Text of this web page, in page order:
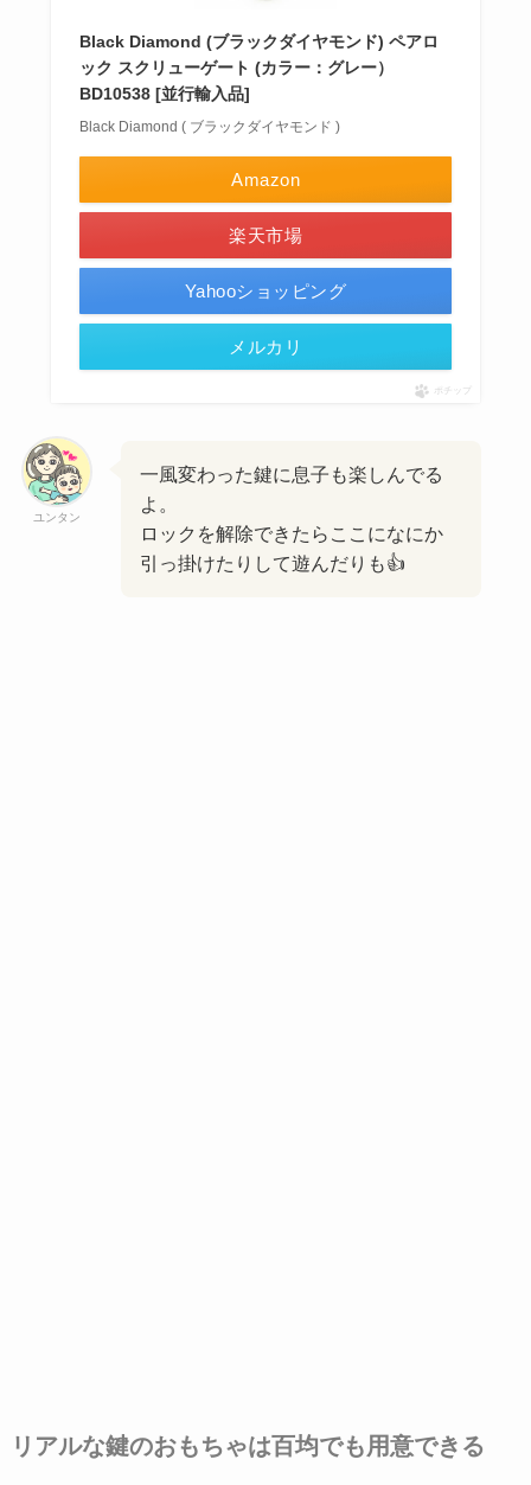
Black Diamond (ブラックダイヤモンド) ペアロ
ック スクリューゲート (カラー：グレー）
BD10538 [並行輸入品]
Black Diamond ( ブラックダイヤモンド )
Amazon
楽天市場
Yahooショッピング
メルカリ
ポチップ
ユンタン
一風変わった鍵に息子も楽しんでる
よ。
ロックを解除できたらここになにか
引っ掛けたりして遊んだりも👍
リアルな鍵のおもちゃは百均でも用意できる